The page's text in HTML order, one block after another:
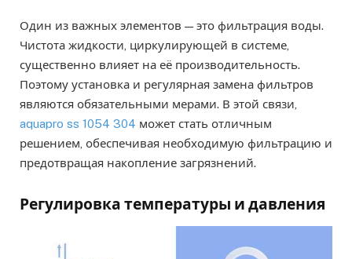
Один из важных элементов — это фильтрация воды.
Чистота жидкости, циркулирующей в системе,
существенно влияет на её производительность.
Поэтому установка и регулярная замена фильтров
являются обязательными мерами. В этой связи,
aquapro ss 1054 304 может стать отличным
решением, обеспечивая необходимую фильтрацию и
предотвращая накопление загрязнений.
Регулировка температуры и давления